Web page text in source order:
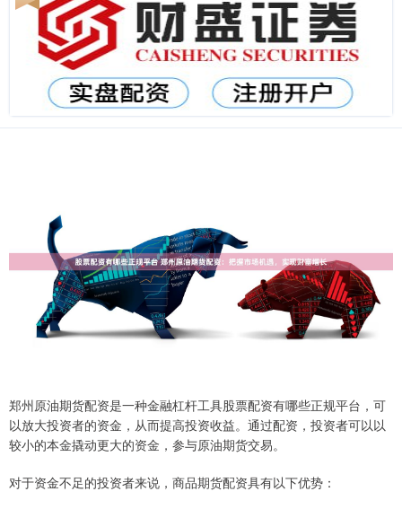
郑州原油期货配资是一种金融杠杆工具股票配资有哪些正规平台，可
以放大投资者的资金，从而提高投资收益。通过配资，投资者可以以
较小的本金撬动更大的资金，参与原油期货交易。
对于资金不足的投资者来说，商品期货配资具有以下优势：